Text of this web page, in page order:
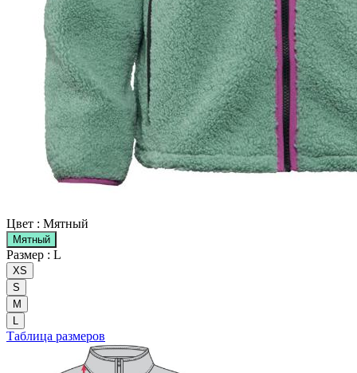
Цвет : Мятный
Мятный
Размер : L
XS
S
M
Таблица размеров